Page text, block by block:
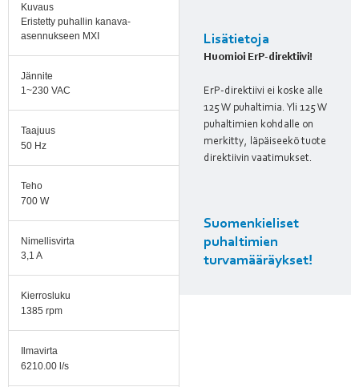
Kuvaus
Eristetty puhallin kanava-
asennukseen MXI
Jännite
1~230 VAC
Taajuus
50 Hz
Teho
700 W
Nimellisvirta
3,1 A
Kierrosluku
1385 rpm
Ilmavirta
6210.00 l/s
Lisätietoja
Huomioi ErP-direktiivi!
ErP-direktiivi ei koske alle
125 W puhaltimia. Yli 125 W
puhaltimien kohdalle on
merkitty, läpäiseekö tuote
direktiivin vaatimukset.
Suomenkieliset
puhaltimien
turvamääräykset!